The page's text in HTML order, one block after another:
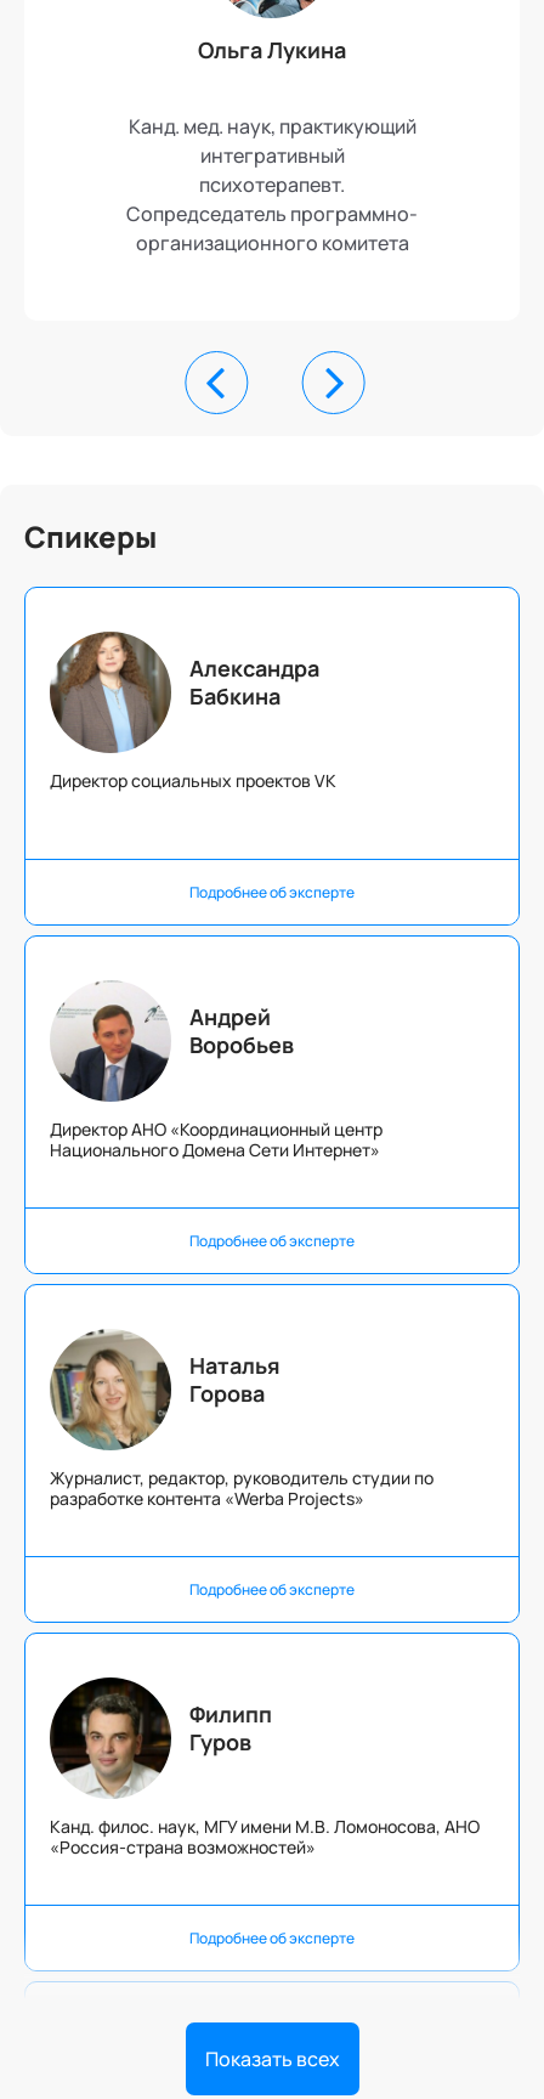
Ольга Лукина
Канд. мед. наук, практикующий
интегративный
психотерапевт.
Сопредседатель программно-
организационного комитета
Спикеры
Александра
Бабкина
Директор социальных проектов VK
Подробнее об эксперте
Андрей
Воробьев
Директор АНО «Координационный центр
Национального Домена Сети Интернет»
Подробнее об эксперте
Наталья
Горова
Журналист, редактор, руководитель студии по
разработке контента «Werba Projects»
Подробнее об эксперте
Филипп
Гуров
Канд. филос. наук, МГУ имени М.В. Ломоносова, АНО
«Россия-страна возможностей»
Подробнее об эксперте
Виктор
Камалдинов
Показать всех